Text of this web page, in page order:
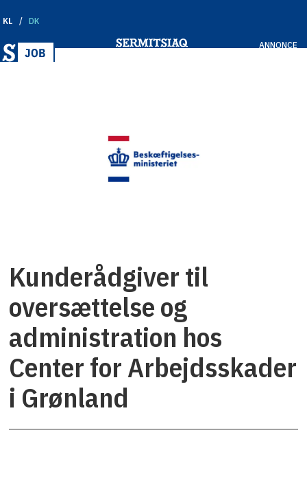
KL DK
ANNONCE
Kunderådgiver til
oversættelse og
administration hos
Center for Arbejdsskader
i Grønland